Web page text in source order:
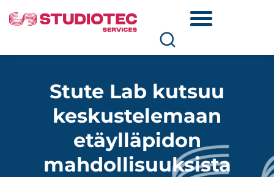
Stute Lab kutsuu
keskustelemaan
etäylläpidon
mahdollisuuksista